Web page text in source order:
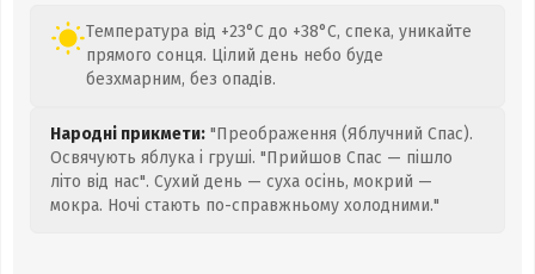
Температура від +23°C до +38°C, спека, уникайте
прямого сонця. Цілий день небо буде
безхмарним, без опадів.
Народні прикмети: "Преображення (Яблучний Спас).
Освячують яблука і груші. "Прийшов Спас — пішло
літо від нас". Сухий день — суха осінь, мокрий —
мокра. Ночі стають по-справжньому холодними."